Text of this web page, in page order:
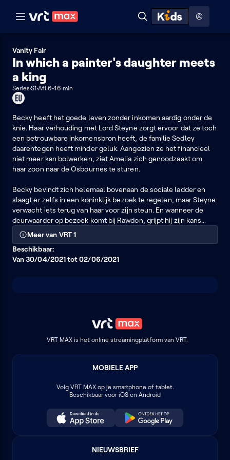
Naar hoofdinhoud Naar audiodescriptie Naar help
Zoeken
ontdekken
Vanity Fair
In which a painter's daughter meets
a king
SeriesS1Afl.6 46 min
Dit
kan
je
enkel
in
de
EU
Becky heeft het goede leven zonder inkomen aardig onder de
knie. Haar verhouding met Lord Steyne zorgt ervoor dat ze toch
een betrouwbare inkomensbron heeft, de familie Sedley
daarentegen heeft minder geluk. Aangezien ze het financieel
niet meer kan bolwerken, ziet Amelia zich genoodzaakt om
haar zoon naar de Osbournes te sturen.
Becky bevindt zich helemaal bovenaan de sociale ladder en
slaagt er zelfs in een koninklijk bezoek te regelen, maar Steyne
verwacht iets terug van haar voor zijn steun. En wanneer de
deurwaarder op bezoek komt bij Rawdon, grijpt hij zijn kans...
Meer van VRT 1
Beschikbaar:
Van 30/04/2021 tot 02/06/2021
VRT MAX is het online streamingplatform van VRT.
MOBIELE APP
Volg VRT MAXop je smartphone of tablet.
Beschikbaar voor iOS en Android
NIEUWSBRIEF